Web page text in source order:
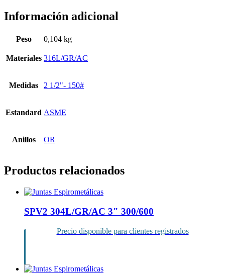
Información adicional
Peso 0,104 kg
Materiales 316L/GR/AC
Medidas 2 1/2"- 150#
Estandard ASME
Anillos OR
Productos relacionados
SPV2 304L/GR/AC 3″ 300/600
Precio disponible para clientes registrados